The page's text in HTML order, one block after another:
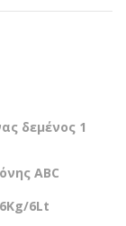
δεμένος 1
ABC
6Lt